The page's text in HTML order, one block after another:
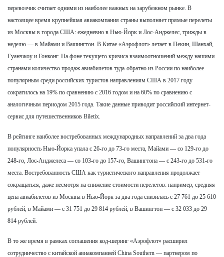
перевозчик считает одними из наиболее важных на зарубежном рынке. В
настоящее время крупнейшая авиакомпания страны выполняет прямые перелеты
из Москвы в города США: ежедневно в Нью-Йорк и Лос-Анджелес, трижды в
неделю — в Майами и Вашингтон. В Китае «Аэрофлот» летает в Пекин, Шанхай,
Гуанчжоу и Гонконг. На фоне текущего кризиса взаимоотношений между нашими
странами количество продаж авиабилетов туда-обратно из России по наиболее
популярным среди российских туристов направлениям США в 2017 году
сократилось на 19% по сравнению с 2016 годом и на 60% по сравнению с
аналогичным периодом 2015 года. Такие данные приводит российский интернет-
сервис для путешественников Biletix.
В рейтинге наиболее востребованных международных направлений за два года
популярность Нью-Йорка упала с 26-го до 73-го места, Майами — со 129-го до
248-го, Лос-Анджелеса — со 103-го до 157-го, Вашингтона — с 243-го до 531-го
места. Востребованность США как туристического направления продолжает
сокращаться, даже несмотря на снижение стоимости перелетов: например, средняя
цена авиабилетов из Москвы в Нью-Йорк за два года снизилась с 27 761 до 25 610
рублей, в Майами — с 31 751 до 29 814 рублей, в Вашингтон — с 32 033 до 29
814 рублей.
В то же время в рамках соглашения код-шеринг «Аэрофлот» расширил
сотрудничество с китайской авиакомпанией China Southern — партнером по